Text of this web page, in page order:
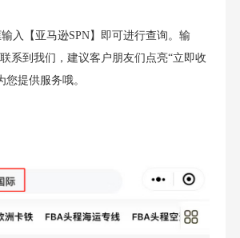
入【亚马逊SPN】即可进行查询。输
系到我们，建议客户朋友们点亮“立即收
您提供服务哦。